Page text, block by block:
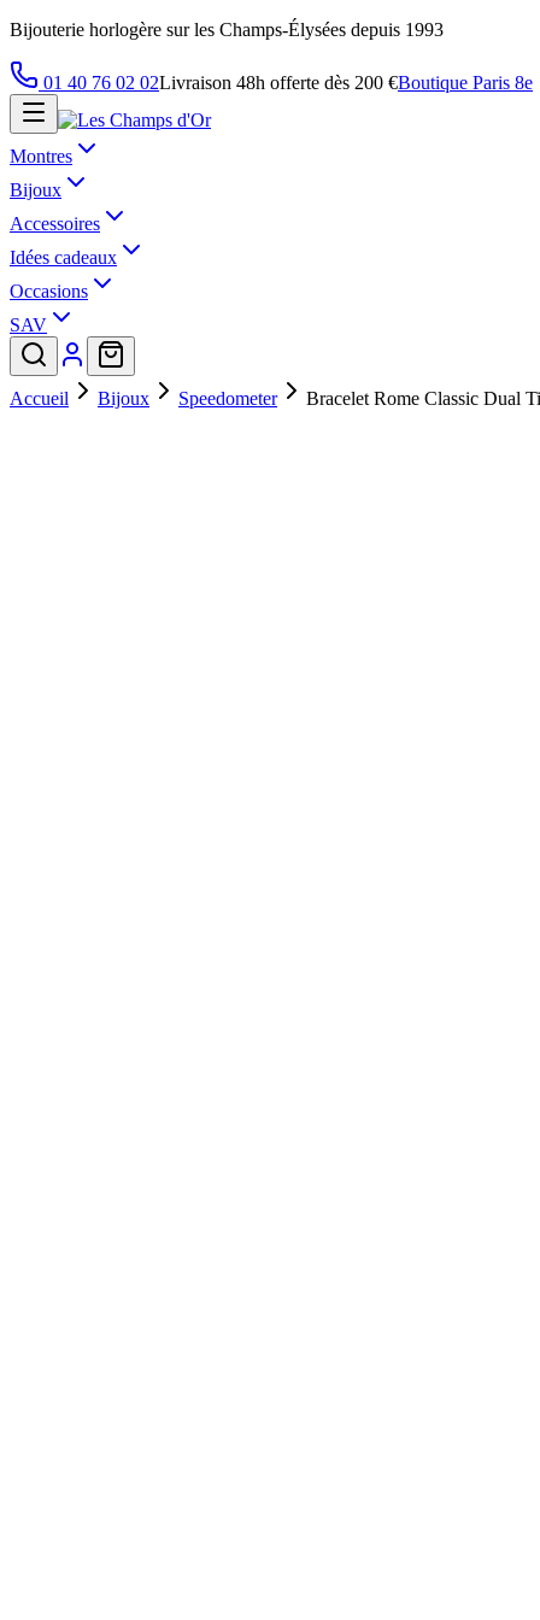
Bijouterie horlogère sur les Champs-Élysées depuis 1993
01 40 76 02 02Livraison 48h offerte dès 200 €Boutique Paris 8e
Montres
Bijoux
Accessoires
Idées cadeaux
Occasions
SAV
Accueil Bijoux Speedometer Bracelet Rome Classic Dual